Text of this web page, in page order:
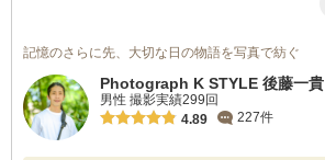
記憶のさらに先、大切な日の物語を写真で紡ぐ
Photograph K STYLE 後藤一貴
男性 撮影実績299回
4.89
227件